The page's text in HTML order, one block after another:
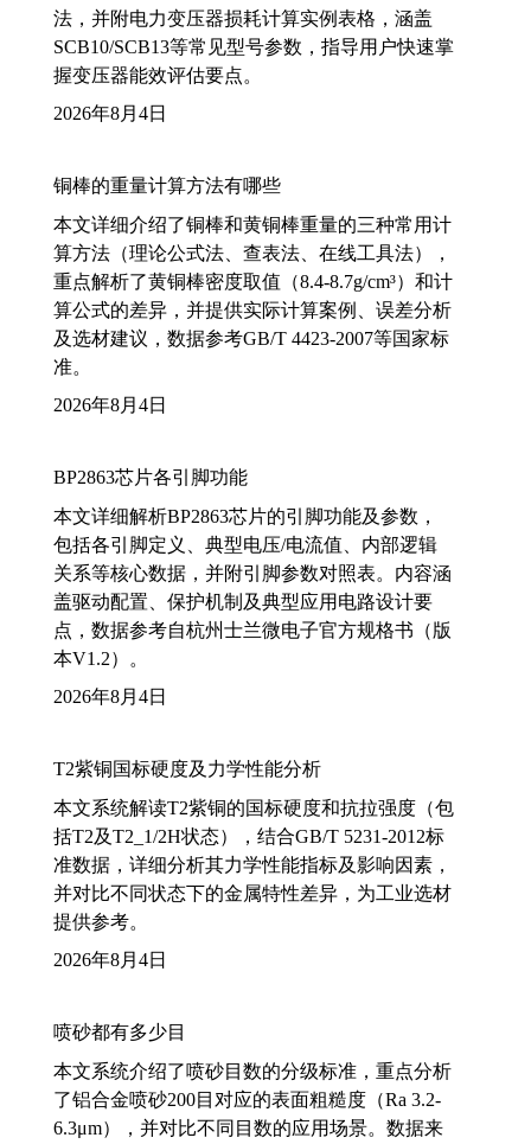
法，并附电力变压器损耗计算实例表格，涵盖
SCB10/SCB13等常见型号参数，指导用户快速掌
握变压器能效评估要点。
2026年8月4日
铜棒的重量计算方法有哪些
本文详细介绍了铜棒和黄铜棒重量的三种常用计
算方法（理论公式法、查表法、在线工具法），
重点解析了黄铜棒密度取值（8.4-8.7g/cm³）和计
算公式的差异，并提供实际计算案例、误差分析
及选材建议，数据参考GB/T 4423-2007等国家标
准。
2026年8月4日
BP2863芯片各引脚功能
本文详细解析BP2863芯片的引脚功能及参数，
包括各引脚定义、典型电压/电流值、内部逻辑
关系等核心数据，并附引脚参数对照表。内容涵
盖驱动配置、保护机制及典型应用电路设计要
点，数据参考自杭州士兰微电子官方规格书（版
本V1.2）。
2026年8月4日
T2紫铜国标硬度及力学性能分析
本文系统解读T2紫铜的国标硬度和抗拉强度（包
括T2及T2_1/2H状态），结合GB/T 5231-2012标
准数据，详细分析其力学性能指标及影响因素，
并对比不同状态下的金属特性差异，为工业选材
提供参考。
2026年8月4日
喷砂都有多少目
本文系统介绍了喷砂目数的分级标准，重点分析
了铝合金喷砂200目对应的表面粗糙度（Ra 3.2-
6.3μm），并对比不同目数的应用场景。数据来